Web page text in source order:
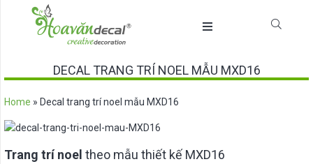
DECAL TRANG TRÍ NOEL MẪU MXD16
Home » Decal trang trí noel mẫu MXD16
Trang trí noel theo mẫu thiết kế MXD16